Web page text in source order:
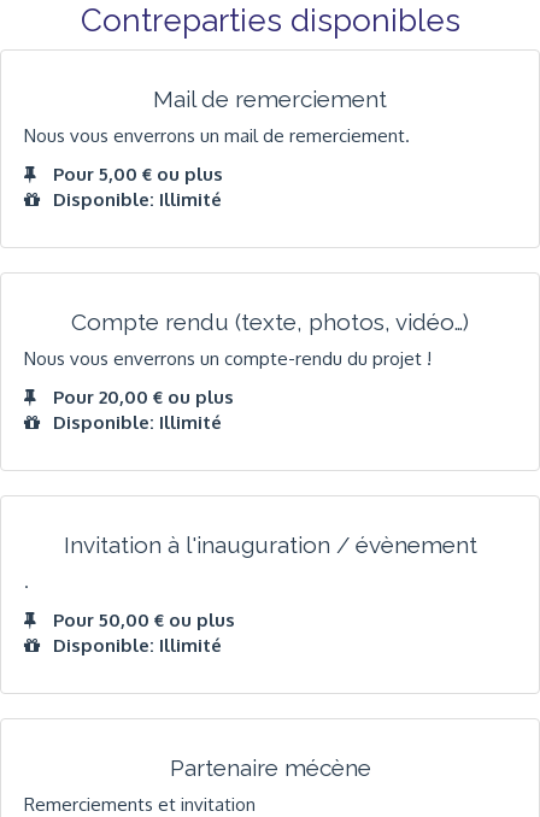
Contreparties disponibles
Mail de remerciement
Nous vous enverrons un mail de remerciement.
Pour 5,00 € ou plus
Disponible: Illimité
Compte rendu (texte, photos, vidéo…)
Nous vous enverrons un compte-rendu du projet !
Pour 20,00 € ou plus
Disponible: Illimité
Invitation à l'inauguration / évènement
.
Pour 50,00 € ou plus
Disponible: Illimité
Partenaire mécène
Remerciements et invitation